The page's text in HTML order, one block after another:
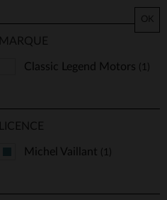
OK
MARQUE
Classic Legend Motors (1)
LICENCE
Michel Vaillant (1)